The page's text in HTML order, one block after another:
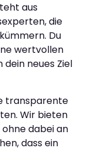
aus
die
Du
wertvollen
neues Ziel
transparente
Wir bieten
dabei an
dass ein